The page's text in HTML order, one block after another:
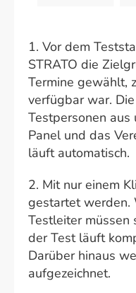
1. Vor dem
STRATO die
Termine gewählt,
verfügbar war.
Testpersonen
Panel und das
läuft automatisch.
2. Mit nur einem
gestartet werden.
Testleiter müssen
der Test läuft
Darüber hinaus
aufgezeichnet.